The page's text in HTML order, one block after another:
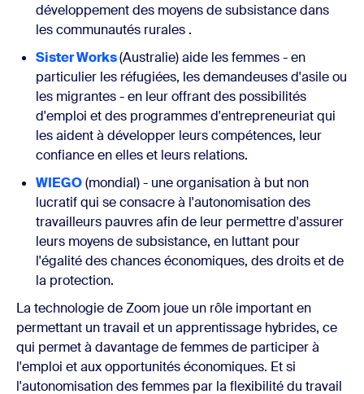
développement des moyens de subsistance dans
les communautés rurales .
Sister Works(Australie) aide les femmes - en
particulier les réfugiées, les demandeuses d'asile ou
les migrantes - en leur offrant des possibilités
d'emploi et des programmes d'entrepreneuriat qui
les aident à développer leurs compétences, leur
confiance en elles et leurs relations.
WIEGO(mondial) - une organisation à but non
lucratif qui se consacre à l'autonomisation des
travailleurs pauvres afin de leur permettre d'assurer
leurs moyens de subsistance, en luttant pour
l'égalité des chances économiques, des droits et de
la protection.
La technologie de Zoom joue un rôle important en
permettant un travail et un apprentissage hybrides, ce
qui permet à davantage de femmes de participer à
l'emploi et aux opportunités économiques. Et si
l'autonomisation des femmes par la flexibilité du travail